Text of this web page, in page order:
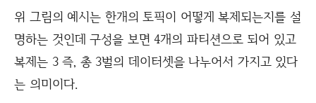
위 그림의 예시는 한개의 토픽이 어떻게 복제되는지를 설
명하는 것인데 구성을 보면 4개의 파티션으로 되어 있고
복제는 3 즉, 총 3벌의 데이터셋을 나누어서 가지고 있다
는 의미이다.